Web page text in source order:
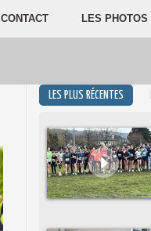
CONTACT LES PHOTOS
LES PLUS RÉCENTES